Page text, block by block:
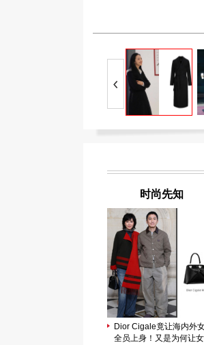
时尚先知
Dior Cigale竟让海内外
全员上身！又是为何让